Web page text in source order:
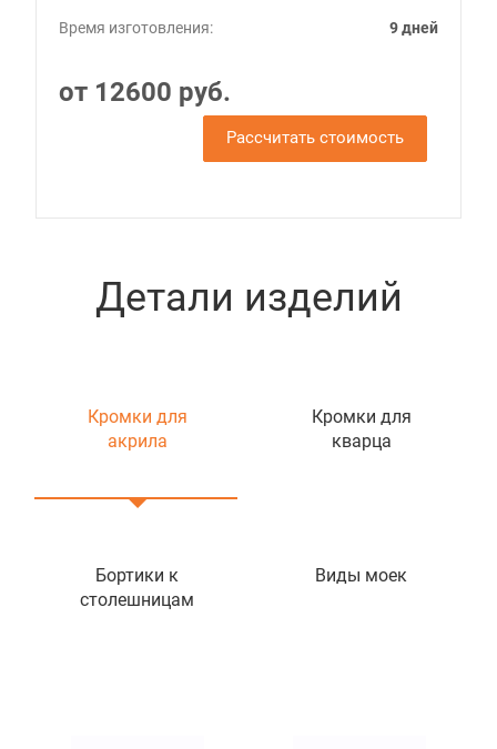
Время изготовления: 9 дней
от 12600 руб.
Рассчитать стоимость
Детали изделий
Кромки для
акрила
Кромки для
кварца
Бортики к
столешницам
Виды моек